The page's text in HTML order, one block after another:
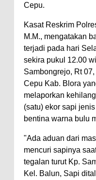
Cepu.
Kasat Reskrim
M.M., mengatakan
terjadi pada hari
sekira pukul 12.00
Sambongrejo, Rt
Cepu Kab. Blora
melaporkan
(satu) ekor sapi
bentina warna bulu
"Ada aduan dari
mencuri sapinya
tegalan turut Kp.
Kel. Balun, Sapi